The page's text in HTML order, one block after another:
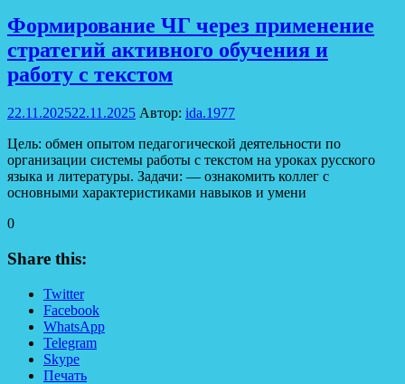
Формирование ЧГ через применение
стратегий активного обучения и
работу с текстом
22.11.202522.11.2025 Автор: ida.1977
Цель: обмен опытом педагогической деятельности по
организации системы работы с текстом на уроках русского
языка и литературы. Задачи: — oзнакомить коллeг с
основными характеристиками навыков и умени
0
Share this:
Twitter
Facebook
WhatsApp
Telegram
Skype
Печать